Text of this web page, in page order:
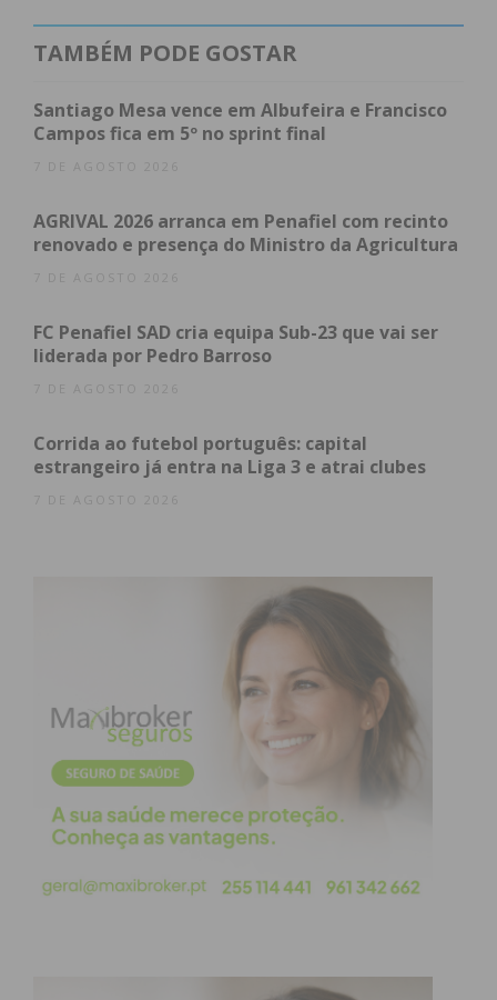
Eu li e concordo com ostermos e
condições
TAMBÉM PODE GOSTAR
Santiago Mesa vence em Albufeira e Francisco
Campos fica em 5º no sprint final
7 DE AGOSTO 2026
AGRIVAL 2026 arranca em Penafiel com recinto
renovado e presença do Ministro da Agricultura
7 DE AGOSTO 2026
FC Penafiel SAD cria equipa Sub-23 que vai ser
liderada por Pedro Barroso
7 DE AGOSTO 2026
Corrida ao futebol português: capital
estrangeiro já entra na Liga 3 e atrai clubes
7 DE AGOSTO 2026